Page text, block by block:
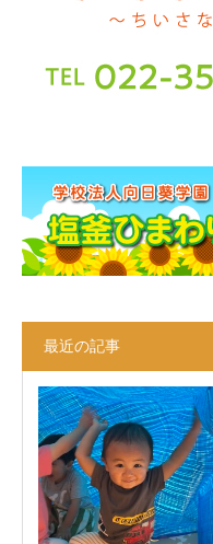
最近の記事